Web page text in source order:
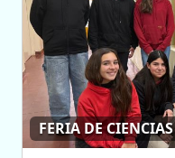
FERIA DE CIENCIAS